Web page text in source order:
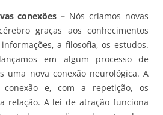
conexões – Nós criamos novas
graças aos conhecimentos
a filosofia, os estudos.
em algum processo de
uma nova conexão neurológica. A
conexão e, com a repetição, os
relação. A lei de atração funciona